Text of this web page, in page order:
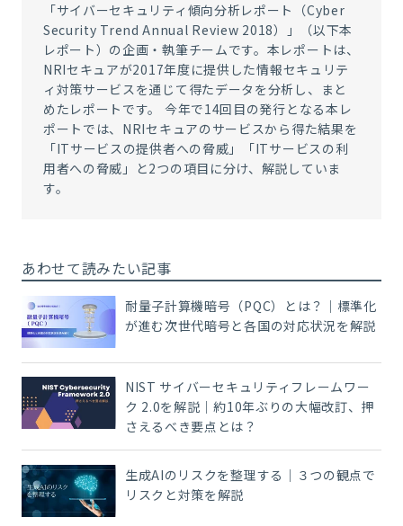
「サイバーセキュリティ傾向分析レポート（Cyber
Security Trend Annual Review 2018）」（以下本
レポート）の企画・執筆チームです。本レポートは、
NRIセキュアが2017年度に提供した情報セキュリテ
ィ対策サービスを通じて得たデータを分析し、まと
めたレポートです。 今年で14回目の発行となる本レ
ポートでは、NRIセキュアのサービスから得た結果を
「ITサービスの提供者への脅威」「ITサービスの利
用者への脅威」と2つの項目に分け、解説していま
す。
あわせて読みたい記事
耐量子計算機暗号（PQC）とは？｜標準化
が進む次世代暗号と各国の対応状況を解説
NIST サイバーセキュリティフレームワー
ク 2.0を解説｜約10年ぶりの大幅改訂、押
さえるべき要点とは？
生成AIのリスクを整理する｜３つの観点で
リスクと対策を解説